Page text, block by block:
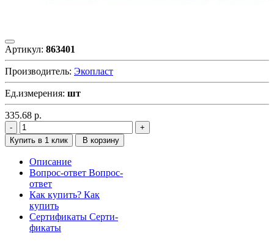
Артикул: 863401
Производитель: Экопласт
Ед.измерения: шт
335.68 р.
Купить в 1 клик В корзину
Описание
Вопрос-ответ Вопрос-
ответ
Как купить? Как
купить
Сертификаты Серти-
фикаты